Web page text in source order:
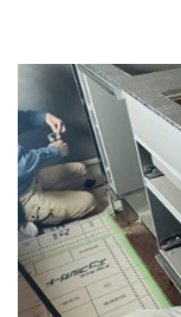
ありがとうござ